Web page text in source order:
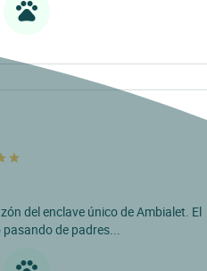
del enclave único de Ambialet. El
de padres...